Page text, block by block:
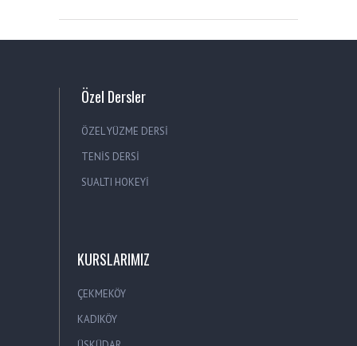
Özel Dersler
ÖZEL YÜZME DERSİ
TENİS DERSİ
SUALTI HOKEYİ
KURSLARIMIZ
ÇEKMEKÖY
KADIKÖY